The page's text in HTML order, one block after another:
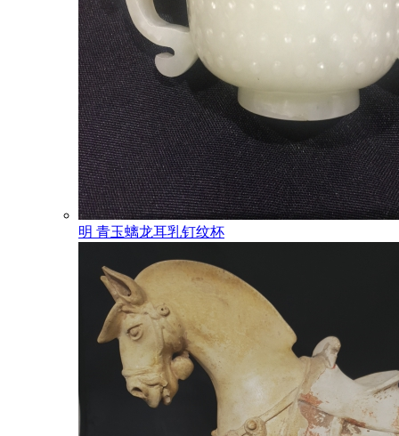
明 青玉螭龙耳乳钉纹杯